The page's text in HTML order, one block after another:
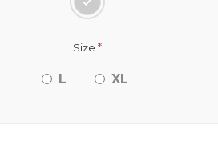
Size *
L XL